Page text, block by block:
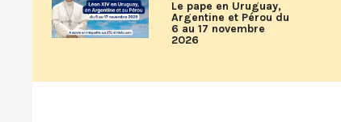
Le pape en Uruguay,
Argentine et Pérou du
6 au 17 novembre
2026